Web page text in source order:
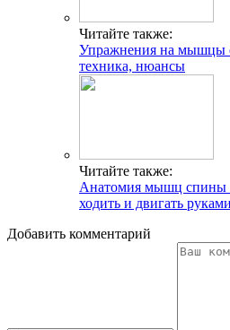
Читайте также:
Упражнения на мышцы
техника, нюансы
Читайте также:
Анатомия мышц спины
ходить и двигать руками
Добавить комментарий